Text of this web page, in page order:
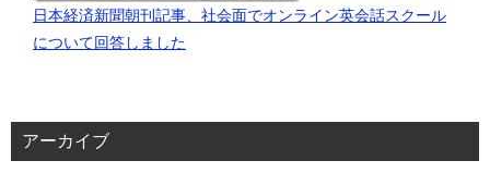
日本経済新聞朝刊記事、社会面でオンライン英会話スクール
について回答しました
アーカイブ